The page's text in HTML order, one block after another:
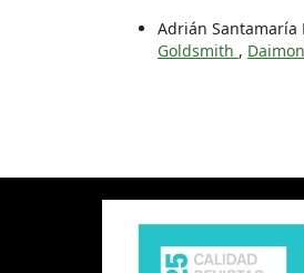
Adrián Santamaría
Goldsmith ,